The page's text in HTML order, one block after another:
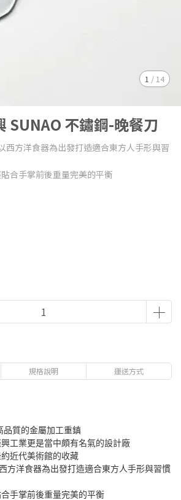
1 / 14
SUNAO 不鏽鋼-晚餐刀
西方洋食器為出發打造適合東方人手形與習
合手掌前後重量完美的平衡
規格說明 運送方式
品質的金屬加工重鎮
工業更是當中頗有名氣的設計廠
近代美術館的收藏
方洋食器為出發打造適合東方人手形與習慣
手掌前後重量完美的平衡